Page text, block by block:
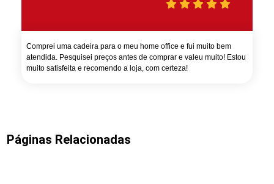
Comprei uma cadeira para o meu home office e fui muito bem
atendida. Pesquisei preços antes de comprar e valeu muito! Estou
muito satisfeita e recomendo a loja, com certeza!
Páginas Relacionadas